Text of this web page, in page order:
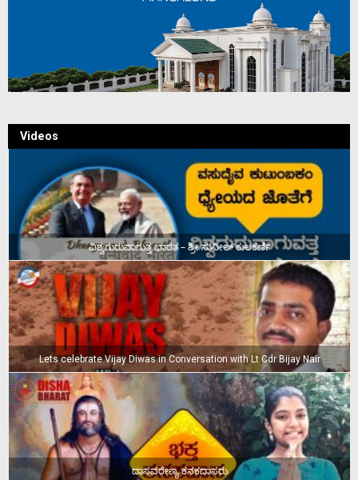
Videos
ವಿಶ್ವಗುರುವಾಗುತ್ತ ಭಾರತ – ಶ್ರೀ ಸುನೀಲ್‌ ಕುಲಕರ್ಣಿ
Lets celebrate Vijay Diwas in Conversation with Lt Cdr Bijay Nair
ದಾಸವರೇಣ್ಯ ಕನಕದಾಸರು